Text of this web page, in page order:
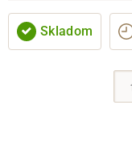
Skladom